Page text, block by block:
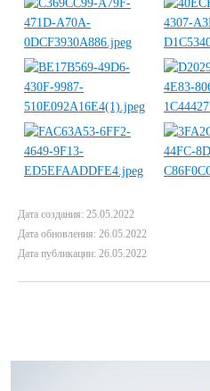
Дата создания: 25.05.2022
Дата обновления: 26.05.2022
Дата публикации: 26.05.2022